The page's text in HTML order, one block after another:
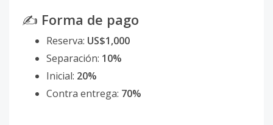
✍️ Forma de pago
Reserva: US$1,000
Separación: 10%
Inicial: 20%
Contra entrega: 70%